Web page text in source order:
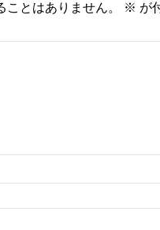
とはありません。 ※ が